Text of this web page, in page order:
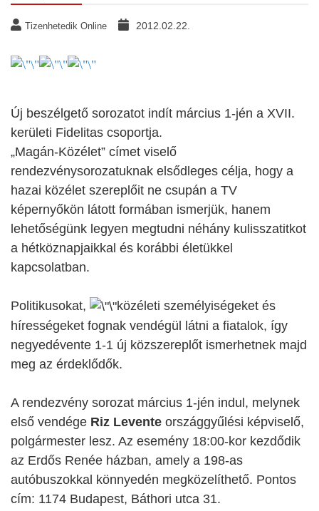
Tizenhetedik Online 2012.02.22.
Új beszélgető sorozatot indít március 1-jén a XVII.
kerületi Fidelitas csoportja.
„Magán-Közélet” címet viselő
rendezvénysorozatuknak elsődleges célja, hogy a
hazai közélet szereplőit ne csupán a TV
képernyőkön látott formában ismerjük, hanem
lehetőségünk legyen megtudni néhány kulisszatitkot
a hétköznapjaikkal és korábbi életükkel
kapcsolatban.
Politikusokat,
közéleti személyiségeket és
hírességeket fognak vendégül látni a fiatalok, így
negyedévente 1-1 új közszereplőt ismerhetnek majd
meg az érdeklődők.
A rendezvény sorozat március 1-jén indul, melynek
első vendége Riz Levente országgyűlési képviselő,
polgármester lesz. Az esemény 18:00-kor kezdődik
az Erdős Renée házban, amely a 198-as
autóbuszokkal könnyedén megközelíthető. Pontos
cím: 1174 Budapest, Báthori utca 31.